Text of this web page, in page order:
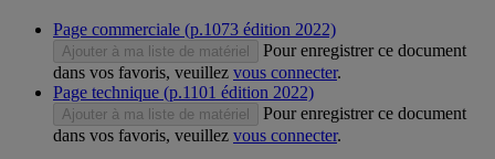
Page commerciale (p.1073 édition 2022)
Ajouter à ma liste de matériel
Pour enregistrer ce document
dans vos favoris, veuillez vous connecter.
Page technique (p.1101 édition 2022)
Ajouter à ma liste de matériel
Pour enregistrer ce document
dans vos favoris, veuillez vous connecter.